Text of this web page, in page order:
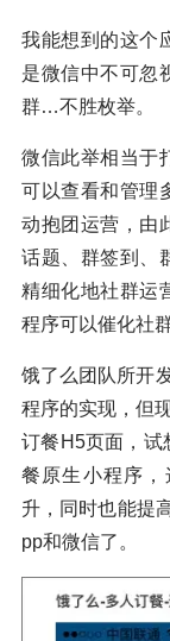
我能想到的这个
是微信中不可忽
群…不胜枚举。
微信此举相当于
可以查看和管理
动抱团运营，由
话题、群签到、
精细化地社群运
程序可以催化社
饿了么团队所开
程序的实现，但
订餐H5页面，试
餐原生小程序
升，同时也能提
pp和微信了。